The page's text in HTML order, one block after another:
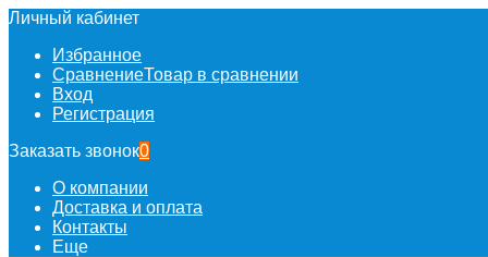
Личный кабинет
Избранное
СравнениеТовар в сравнении
Вход
Регистрация
Заказать звонок0
О компании
Доставка и оплата
Контакты
Еще